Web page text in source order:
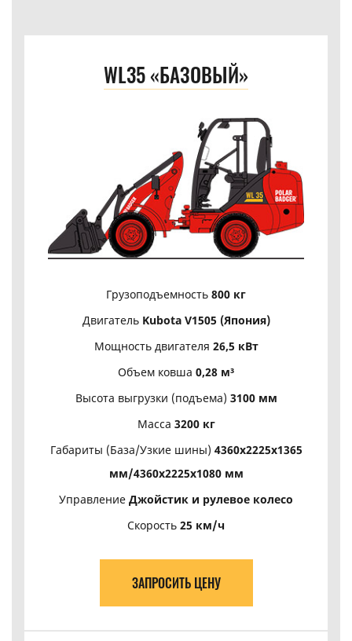
WL35 «БАЗОВЫЙ»
Грузоподъемность 800 кг
Двигатель Kubota V1505 (Япония)
Мощность двигателя 26,5 кВт
Объем ковша 0,28 м³
Высота выгрузки (подъема) 3100 мм
Масса 3200 кг
Габариты (База/Узкие шины) 4360х2225х1365
мм/4360х2225х1080 мм
Управление Джойстик и рулевое колесо
Скорость 25 км/ч
ЗАПРОСИТЬ ЦЕНУ